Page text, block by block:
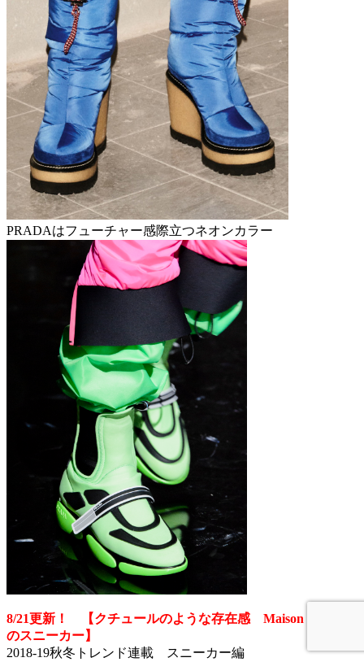
PRADAはフューチャー感際立つネオンカラー
8/21更新！ 【クチュールのような存在感 Maison Margiela
のスニーカー】
2018-19秋冬トレンド連載 スニーカー編